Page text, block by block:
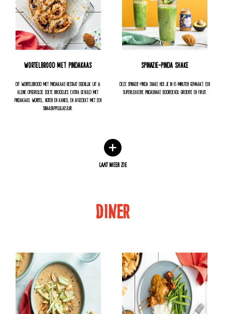
Wortelbrood met pindakaas
Dit wortelbrood met pindakaas bestaat eigenlijk uit 8
kleine opgerolde zoete broodjes. Extra gevuld met
pindakaas, wortel, noten en kaneel en afgedekt met een
sinaasappelglazuur.
Spinazie-pinda Shake
Deze spinazie-pinda Shake heb je in 15 minuten gemaakt. Een
superlekkere pindashake boordevol groente en fruit.
LAAT MEER ZIE
DINER